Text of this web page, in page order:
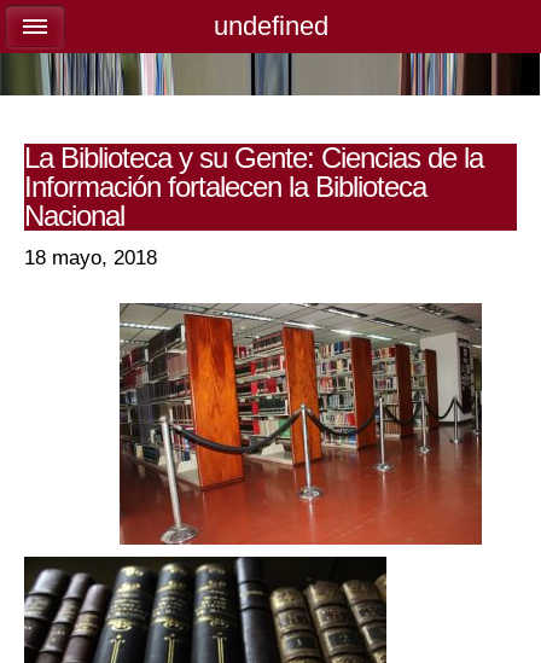
La Biblioteca y su Gente: Ciencias de la
Información fortalecen la Biblioteca
Nacional
18 mayo, 2018
undefined
undefined